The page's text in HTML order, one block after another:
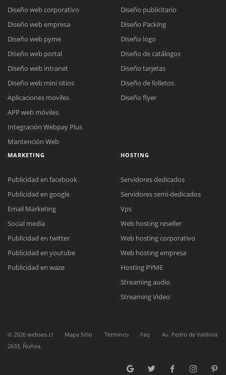
Reunión online
Nuestros ejecutivos le enviarán un correo electrónico con el enlace a
Meet para la reunión online.
Cotización
Chat Online
Todos nuestros ejecutivos están fuera de línea. Complete el formulario
Diseño web corporativo
Diseño web empresa
Diseño web pyme
Diseño web portal
Diseño web intranet
Diseño web mini sitios
Aplicaciones moviles
APP web móviles
Integración Webpay Plus
Mantención Web
Diseño publicitario
Diseño Packing
Diseño logo
Diseño de catálogos
Diseño tarjetas
Diseño de folletos
Diseño flyer
MARKETING
Publicidad en facebook
Publicidad en google
Email Marketing
Social media
Publicidad en twitter
Publicidad en youtube
Publicidad en waze
HOSTING
Servidores dedicados
Servidores semi-dedicados
Vps
Web hosting reseller
Web hosting corporativo
Web hosting empresa
Hosting PYME
Streaming audio
Streaming Video
© 2026 webseo.cl Mapa Sitio Terminos Faq
Av. Pedro de Valdivia
2633, Ñuñoa.